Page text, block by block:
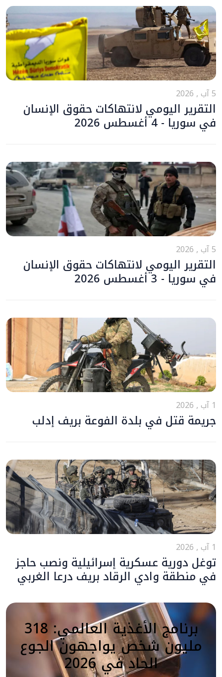
5 آب , 2026
التقرير اليومي لانتهاكات حقوق الإنسان
في سوريا - 4 أغسطس 2026
5 آب , 2026
التقرير اليومي لانتهاكات حقوق الإنسان
في سوريا - 3 أغسطس 2026
1 آب , 2026
جريمة قتل في بلدة الفوعة بريف إدلب
1 آب , 2026
توغل دورية عسكرية إسرائيلية ونصب حاجز
في منطقة وادي الرقاد بريف درعا الغربي
برنامج الأغذية العالمي: 318
مليون شخص يواجهون الجوع
الحاد في 2026